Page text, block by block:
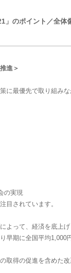
のポイント／全
進＞
に最優先で取り組み
の実現
目されています。
よって、経済を底上
全国平均1,000円
取得の促進を含めた